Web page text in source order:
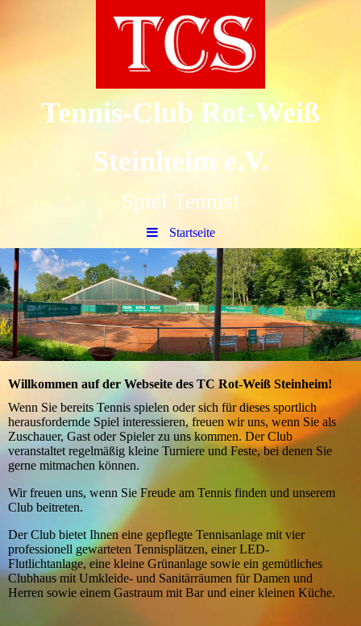
Tennis-Club Rot-Weiß
Steinheim e.V.
Spiel Tennis!
Startseite
Willkommen auf der Webseite des TC Rot-Weiß Steinheim!
Wenn Sie bereits Tennis spielen oder sich für dieses sportlich
herausfordernde Spiel interessieren, freuen wir uns, wenn Sie als
Zuschauer, Gast oder Spieler zu uns kommen. Der Club
veranstaltet regelmäßig kleine Turniere und Feste, bei denen Sie
gerne mitmachen können.
Wir freuen uns, wenn Sie Freude am Tennis finden und unserem
Club beitreten.
Der Club bietet Ihnen eine gepflegte Tennisanlage mit vier
professionell gewarteten Tennisplätzen, einer LED-
Flutlichtanlage, eine kleine Grünanlage sowie ein gemütliches
Clubhaus mit Umkleide- und Sanitärräumen für Damen und
Herren sowie einem Gastraum mit Bar und einer kleinen Küche.